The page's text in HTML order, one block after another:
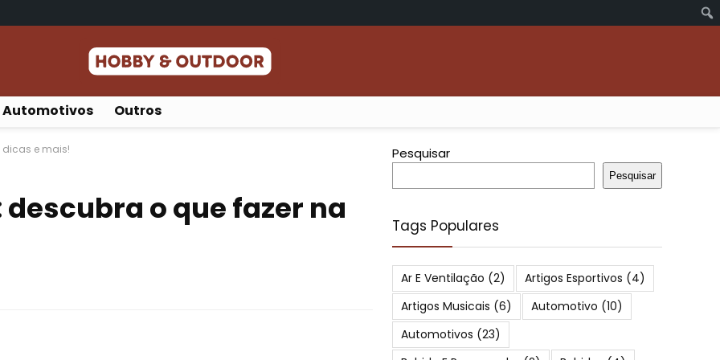
Automotivos Outros
dicas e mais!
o que fazer na
Pesquisar
Pesquisar
Tags Populares
Ar E Ventilação (2) Artigos Esportivos (4)
Artigos Musicais (6) Automotivo (10)
Automotivos (23)